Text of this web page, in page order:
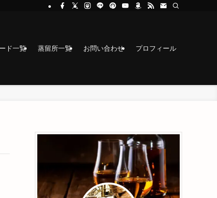
ド一覧 蒸留所一覧 お問い合わせ プロフィール